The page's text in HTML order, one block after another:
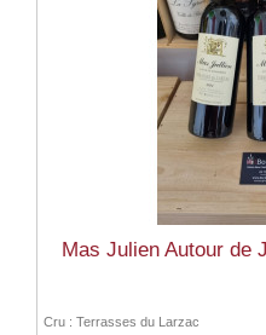
Mas Julien Autour de
Cru : Terrasses du Larzac